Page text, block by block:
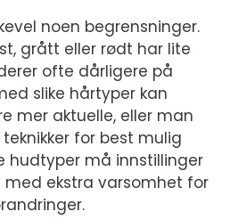
noen begrensninger.
grått eller rødt har lite
ofte dårligere på
slike hårtyper kan
mer aktuelle, eller man
for best mulig
hudtyper må innstillinger
ekstra varsomhet for